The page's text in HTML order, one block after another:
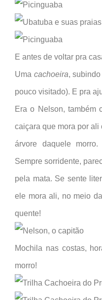
E antes de voltar pra
Uma cachoeira,
pouco visitado). E pra
Era o Nelson, também
caiçara que mora por
árvore daquele
Sempre sorridente,
pela mata. Se sente
ele mora ali, no meio
quente!
Mochila nas costas,
morro!